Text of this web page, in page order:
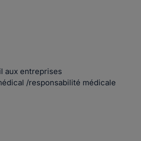
aux entreprises
/responsabilité médicale